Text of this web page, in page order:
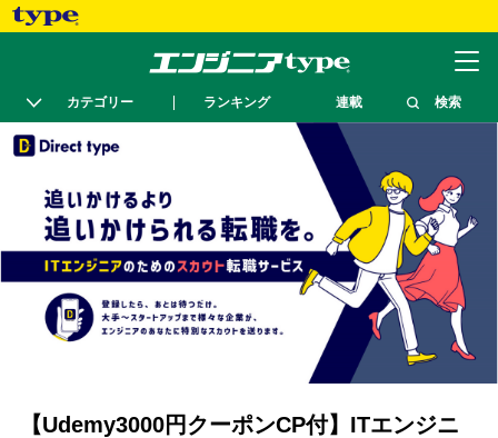
カテゴリー ランキング 連載 検索
【Udemy3000円クーポンCP付】ITエンジニ